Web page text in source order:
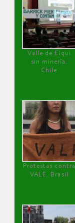
Valle de Elqui
sin minería.
Chile
Protestas contra
VALE, Brasil